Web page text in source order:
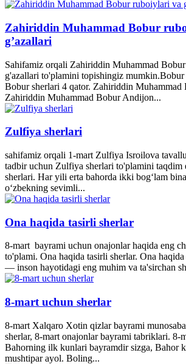
Zahiriddin Muhammad Bobur
g’azallari
Sahifamiz orqali Zahiriddin Muhammad
g'azallari to'plamini topishingiz
Bobur sherlari 4 qator. Zahiriddin Muhammad
Zahiriddin Muhammad Bobur Andijon...
Zulfiya sherlari
sahifamiz orqali 1-mart Zulfiya Isroilova
tadbir uchun Zulfiya sherlari to'plamini taqdim
sherlari. Har yili erta bahorda ikki bogʻlam
oʻzbekning sevimli...
Ona haqida tasirli sherlar
8-mart bayrami uchun onajonlar haqida eng
to'plami. Ona haqida tasirli sherlar. Ona
— inson hayotidagi eng muhim va ta'sirchan
8-mart uchun sherlar
8-mart Xalqaro Xotin qizlar bayrami
sherlar, 8-mart onajonlar bayrami tabriklari. 8-
Bahorning ilk kunlari bayramdir sizga, Bahor
mushtipar ayol. Boling...